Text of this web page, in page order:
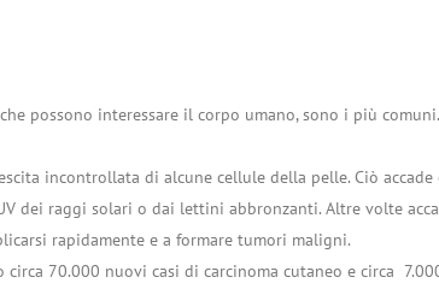
possono interessare il corpo umano, sono i più
incontrollata di alcune cellule della pelle. Ciò
dei raggi solari o dai lettini abbronzanti. Altre volte
rapidamente e a formare tumori maligni.
70.000 nuovi casi di carcinoma cutaneo e circa